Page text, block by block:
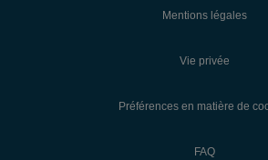
Mentions légales
Vie privée
Préférences en matière de
FAQ